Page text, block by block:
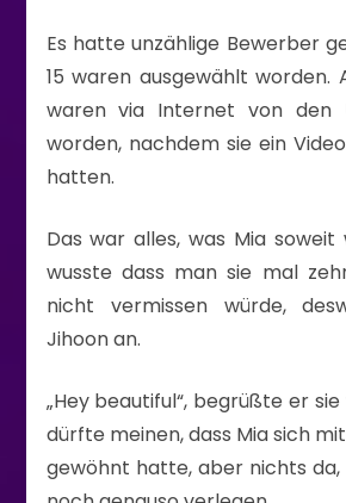
Es hatte unzählige Bewerber
15 waren ausgewählt worden.
waren via Internet von den
worden, nachdem sie ein
hatten.
Das war alles, was Mia soweit
wusste dass man sie mal
nicht vermissen würde,
Jihoon an.
„Hey beautiful“, begrüßte er
dürfte meinen, dass Mia sich
gewöhnt hatte, aber nichts